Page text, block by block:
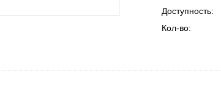
Доступность:
Кол-во: